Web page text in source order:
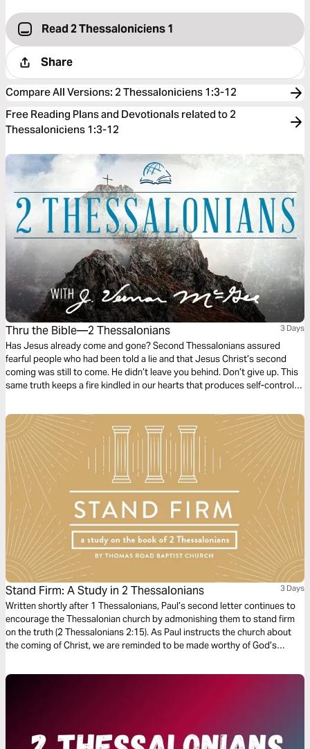
Read 2 Thessaloniciens 1
Share
Compare All Versions: 2 Thessaloniciens 1:3-12
Free Reading Plans and Devotionals related to 2
Thessaloniciens 1:3-12
Thru the Bible—2 Thessalonians 3 Days
Has Jesus already come and gone? Second Thessalonians assured
fearful people who had been told a lie and that Jesus Christ’s second
coming was still to come. He didn’t leave you behind. Don’t give up. This
same truth keeps a fire kindled in our hearts that produces self-control,
teacher Dr. J. Vernon McGee leads us through this short, powerful book.
Stand Firm: A Study in 2 Thessalonians 3 Days
Written shortly after 1 Thessalonians, Paul’s second letter continues to
encourage the Thessalonian church by admonishing them to stand firm
on the truth (2 Thessalonians 2:15). As Paul instructs the church about
the coming of Christ, we are reminded to be made worthy of God’s